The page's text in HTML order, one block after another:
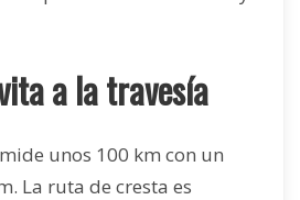
a la travesía
unos 100 km con un
La ruta de cresta es